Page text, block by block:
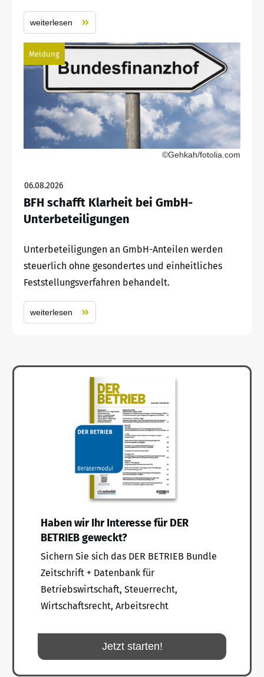
weiterlesen
Meldung
©Gehkah/fotolia.com
06.08.2026
BFH schafft Klarheit bei GmbH-
Unterbeteiligungen
Unterbeteiligungen an GmbH-Anteilen werden
steuerlich ohne gesondertes und einheitliches
Feststellungsverfahren behandelt.
weiterlesen
Haben wir Ihr Interesse für DER
BETRIEB geweckt?
Sichern Sie sich das DER BETRIEB Bundle
Zeitschrift + Datenbank für
Betriebswirtschaft, Steuerrecht,
Wirtschaftsrecht, Arbeitsrecht
Jetzt starten!